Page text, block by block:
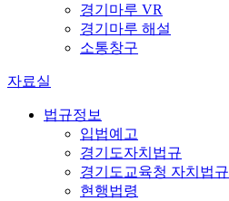
경기마루 VR
경기마루 해설
소통창구
자료실
법규정보
입법예고
경기도자치법규
경기도교육청 자치법규
현행법령